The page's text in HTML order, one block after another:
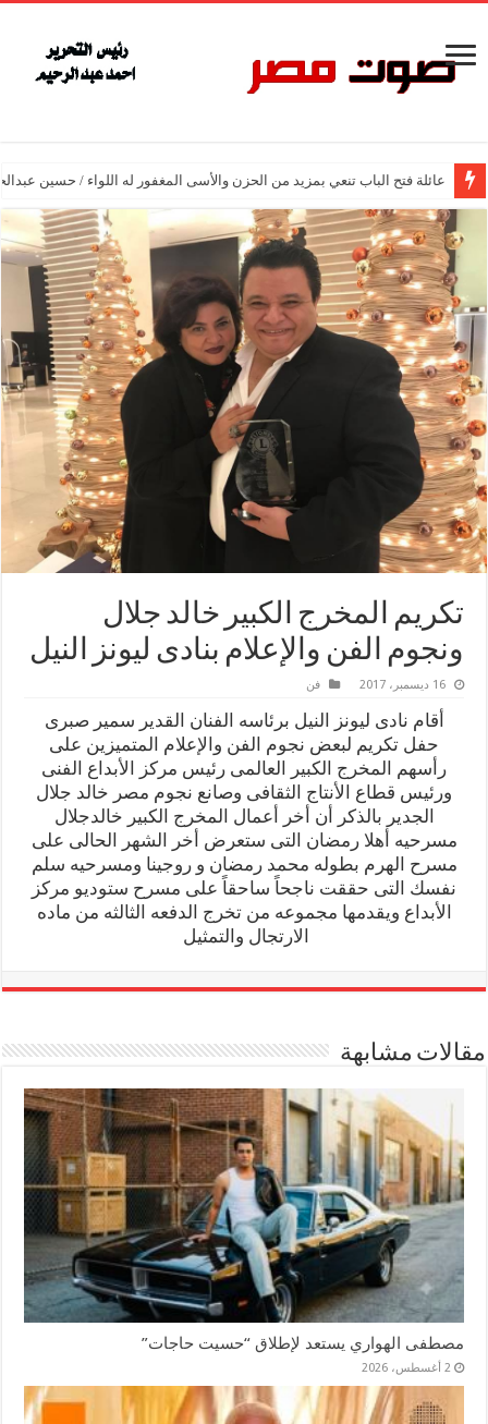
عائلة فتح الباب تنعي بمزيد من الحزن والأسى المغفور له اللواء / حسين
تكريم المخرج الكبير خالد جلال
ونجوم الفن والإعلام بنادى ليونز النيل
16 ديسمبر، 2017 فن
أقام نادى ليونز النيل برئاسه الفنان القدير سمير صبرى
حفل تكريم لبعض نجوم الفن والإعلام المتميزين على
رأسهم المخرج الكبير العالمى رئيس مركز الأبداع الفنى
ورئيس قطاع الأنتاج الثقافى وصانع نجوم مصر خالد جلال
الجدير بالذكر أن أخر أعمال المخرج الكبير خالدجلال
مسرحيه أهلا رمضان التى ستعرض أخر الشهر الحالى على
مسرح الهرم بطوله محمد رمضان و روجينا ومسرحيه سلم
نفسك التى حققت ناجحاً ساحقاً على مسرح ستوديو مركز
الأبداع ويقدمها مجموعه من تخرج الدفعه الثالثه من ماده
الارتجال والتمثيل
مقالات مشابهة
مصطفى الهواري يستعد لإطلاق “حسيت حاجات”
2 أغسطس، 2026